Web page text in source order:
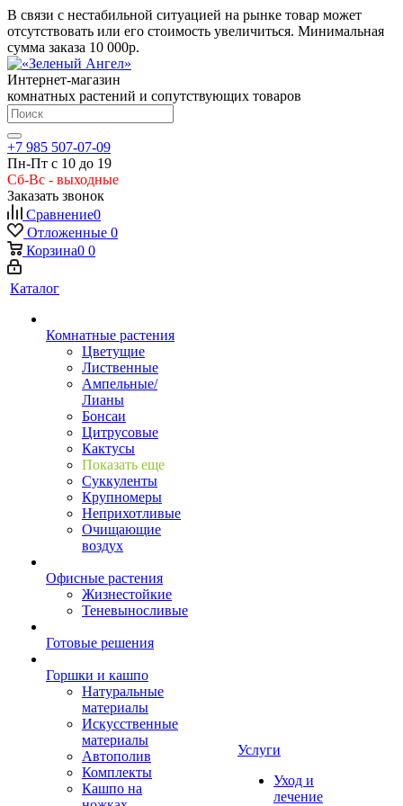
В связи с нестабильной ситуацией на рынке товар может
отсутствовать или его стоимость увеличиться. Минимальная
сумма заказа 10 000р.
Интернет-магазин
комнатных растений и сопутствующих товаров
+7 985 507-07-09
Пн-Пт с 10 до 19
Сб-Вс - выходные
Заказать звонок
Сравнение0
Отложенные 0
Корзина0 0
Каталог
Комнатные растения
Цветущие
Лиственные
Ампельные/
Лианы
Бонсаи
Цитрусовые
Кактусы
Показать еще
Суккуленты
Крупномеры
Неприхотливые
Очищающие
воздух
Офисные растения
Жизнестойкие
Теневыносливые
Готовые решения
Горшки и кашпо
Натуральные
материалы
Искусственные
материалы
Автополив
Комплекты
Кашпо на
Услуги
Уход и
лечение